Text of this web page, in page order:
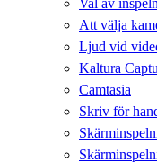
Att välja
Ljud vid
Kaltura
Camtasia
Skriv för